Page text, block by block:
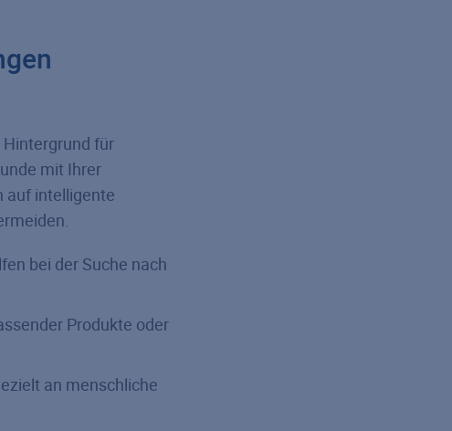
für
mit Ihrer
auf intelligente
bei der Suche nach
Produkte oder
an menschliche